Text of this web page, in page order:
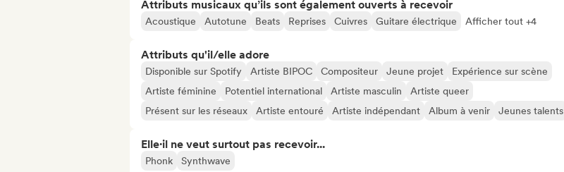
Attributs musicaux qu’ils sont également ouverts à recevoir
Acoustique Autotune Beats Reprises Cuivres Guitare électrique Afficher tout +4
Attributs qu'il/elle adore
Disponible sur Spotify Artiste BIPOC Compositeur Jeune projet
Expérience sur scène
Artiste féminine
Potentiel international Artiste masculin
Artiste queer
Présent sur les réseaux
Artiste entouré Artiste indépendant Album à venir Jeunes talents
Elle·il ne veut surtout pas recevoir...
Phonk Synthwave